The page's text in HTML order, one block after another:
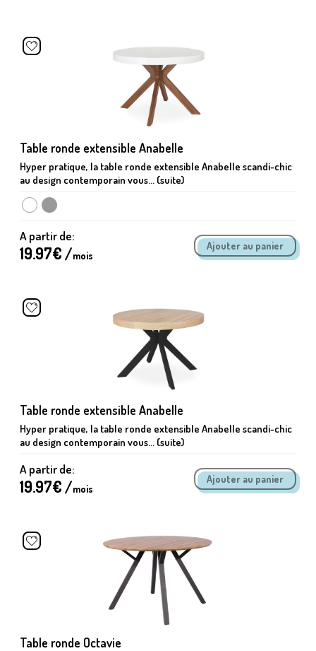
Table ronde extensible Anabelle
Hyper pratique, la table ronde extensible Anabelle scandi-chic
au design contemporain vous... (suite)
A partir de:
19.97€ /mois
Table ronde extensible Anabelle
Hyper pratique, la table ronde extensible Anabelle scandi-chic
au design contemporain vous... (suite)
A partir de:
19.97€ /mois
Table ronde Octavie